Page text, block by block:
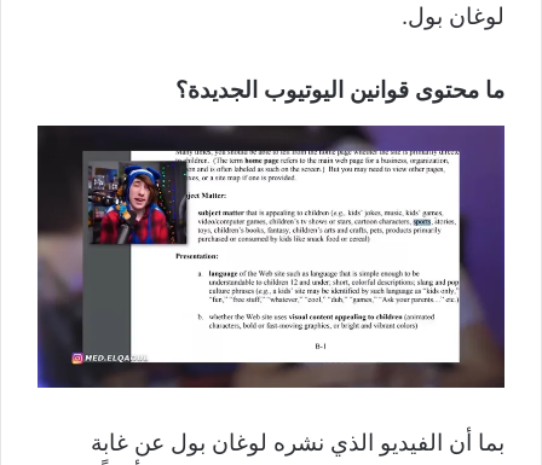
لوغان بول.
ما محتوى قوانين اليوتيوب الجديدة؟
بما أن الفيديو الذي نشره لوغان بول عن غابة